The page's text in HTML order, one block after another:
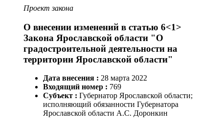
Проект закона
О внесении изменений в статью 6<1>
Закона Ярославской области "О
градостроительной деятельности на
территории Ярославской области"
Дата внесения : 28 марта 2022
Входящий номер : 769
Субъект : Губернатор Ярославской области;
исполняющий обязанности Губернатора
Ярославской области А.С. Доронкин